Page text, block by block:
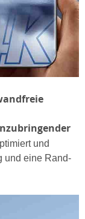
und
und eine Rand-